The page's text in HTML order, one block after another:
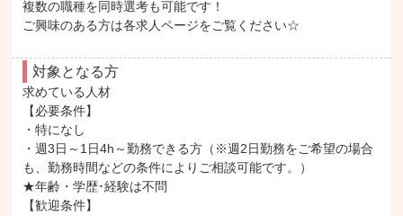
複数の職種を同時選考も可能です！
ご興味のある方は各求人ページをご覧ください☆
対象となる方
求めている人材
【必要条件】
・特になし
・週3日～1日4h～勤務できる方（※週2日勤務をご希望の場合
も、勤務時間などの条件によりご相談可能です。）
★年齢・学歴･経験は不問
【歓迎条件】